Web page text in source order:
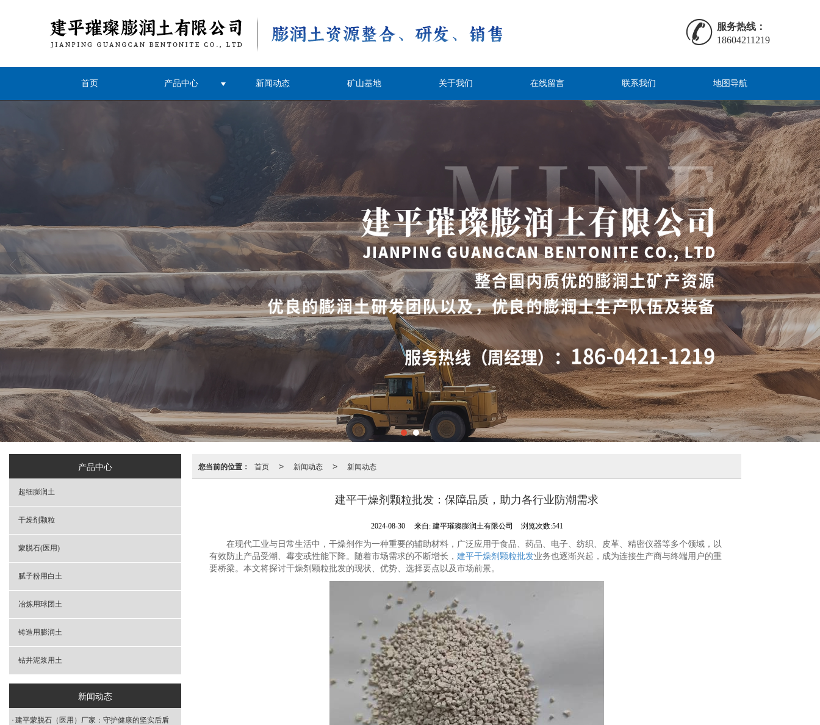
服务热线：
18604211219
首页 产品中心 新闻动态 矿山基地 关于我们 在线留言 联系我们 地图导航
您当前的位置： 首页 > 新闻动态 > 新闻动态
建平干燥剂颗粒批发：保障品质，助力各行业防潮需求
2024-08-30 来自: 建平璀璨膨润土有限公司 浏览次数:541
在现代工业与日常生活中，干燥剂作为一种重要的辅助材料，广泛应用于食品、药品、电子、纺织、皮革、精密仪器等多个领域，以
有效防止产品受潮、霉变或性能下降。随着市场需求的不断增长， 建平干燥剂颗粒批发业务也逐渐兴起，成为连接生产商与终端用户的重
要桥梁。本文将探讨干燥剂颗粒批发的现状、优势、选择要点以及市场前景。
产品中心
超细膨润土
干燥剂颗粒
蒙脱石(医用)
腻子粉用白土
冶炼用球团土
铸造用膨润土
钻井泥浆用土
新闻动态
建平蒙脱石（医用）厂家：守护健康的坚实后盾